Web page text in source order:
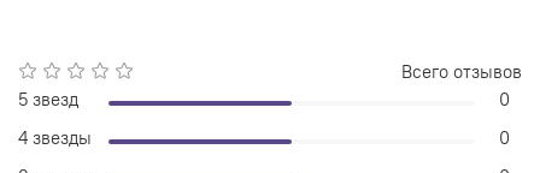
Всего отзывов
5 звезд
0
4 звезды
0